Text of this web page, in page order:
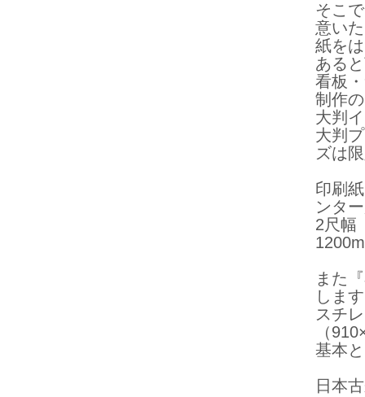
そこ
意い
紙を
ある
看板
制作
大判
大判
ズは
印刷
ンタ
2尺幅
また
しま
スチ
（
基本
日本